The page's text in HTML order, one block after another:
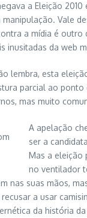
a Eleição
Vale
a mídia é outro
inusitadas da web
lembra, esta
parcial ao ponto
mas muito
A apelação
ser a
Mas a eleição
no ventilador
nas suas mãos,
a usar
da história